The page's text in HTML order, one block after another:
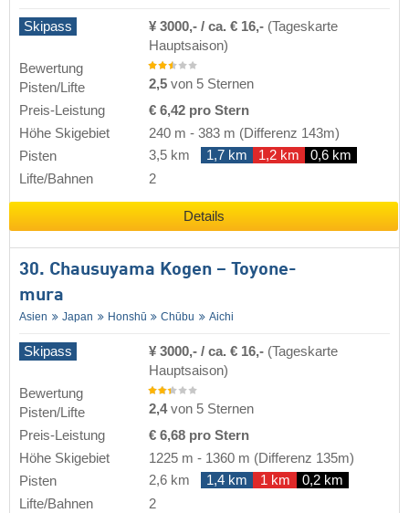
Skipass ¥ 3000,- / ca. € 16,- (Tageskarte
Hauptsaison)
Bewertung
Pisten/Lifte
2,5 von 5 Sternen
Preis-Leistung
€ 6,42 pro Stern
Höhe Skigebiet
240 m - 383 m (Differenz 143m)
Pisten
3,5 km 1,7 km 1,2 km
0,6 km
Lifte/Bahnen
2
Details
30. Chausuyama Kogen – Toyone-
mura
Asien Japan Honshū Chūbu Aichi
Skipass ¥ 3000,- / ca. € 16,- (Tageskarte
Hauptsaison)
Bewertung
Pisten/Lifte
2,4von 5 Sternen
Preis-Leistung
€ 6,68 pro Stern
Höhe Skigebiet
1225 m - 1360 m (Differenz 135m)
Pisten
2,6 km 1,4 km 1 km
0,2 km
Lifte/Bahnen
2